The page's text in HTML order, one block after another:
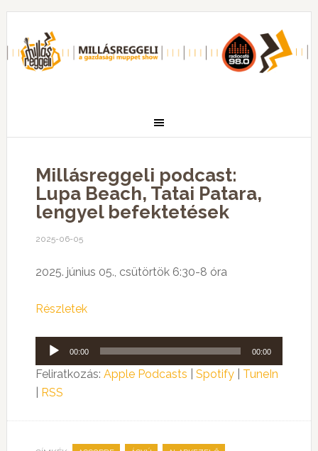
Millásreggeli podcast:
Lupa Beach, Tatai Patara,
lengyel befektetések
2025-06-05
2025. június 05., csütörtök 6:30-8 óra
Részletek
Audió
lejátszó
00:00 00:00
Feliratkozás: Apple Podcasts Spotify| TuneIn
RSS